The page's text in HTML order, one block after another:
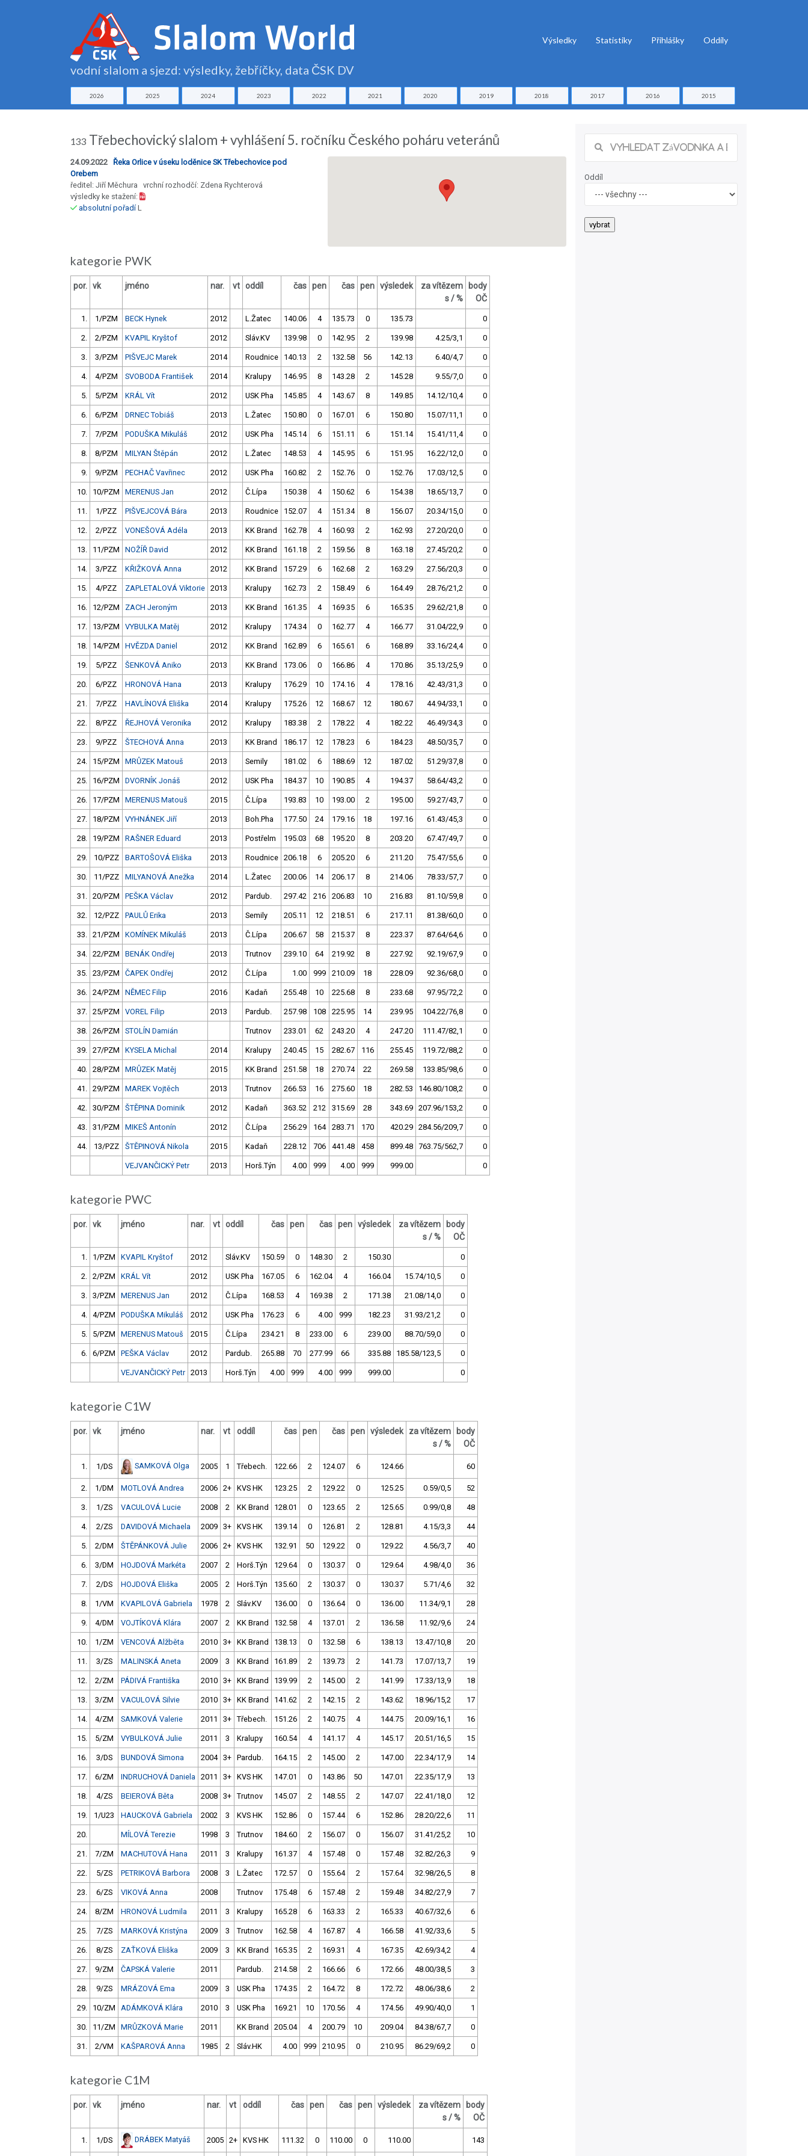
vodní slalom a sjezd: výsledky, žebříčky, data ČSK DV
Výsledky Statistiky Přihlášky Oddíly
2026 2025 2024 2023 2022 2021 2020 2019 2018 2017 2016 2015
133 Třebechovický slalom + vyhlášení 5. ročníku Českého poháru veteránů
24.09.2022 Řeka Orlice v úseku loděnice SK Třebechovice pod
Orebem
ředitel: Jiří Měchura vrchní rozhodčí: Zdena Rychterová
výsledky ke stažení:
absolutní pořadíL
kategorie PWK
por. vk jméno nar. vt oddíl čas pen čas pen výsledek
za vítězem
s / %
body
OČ
1. 1/PZM BECK Hynek 2012 L.Žatec 140.06 4 135.73 0 135.73 0
2. 2/PZM KVAPIL Kryštof 2012 Sláv.KV 139.98 0 142.95 2 139.98 4.25/3,1 0
3. 3/PZM PIŠVEJC Marek 2014 Roudnice 140.13 2 132.58 56 142.13 6.40/4,7 0
4. 4/PZM SVOBODA František 2014 Kralupy 146.95 8 143.28 2 145.28 9.55/7,0 0
5. 5/PZM KRÁL Vít 2012 USK Pha 145.85 4 143.67 8 149.85 14.12/10,4 0
6. 6/PZM DRNEC Tobiáš 2013 L.Žatec 150.80 0 167.01 6 150.80 15.07/11,1 0
7. 7/PZM PODUŠKA Mikuláš 2012 USK Pha 145.14 6 151.11 6 151.14 15.41/11,4 0
8. 8/PZM MILYAN Štěpán 2012 L.Žatec 148.53 4 145.95 6 151.95 16.22/12,0 0
9. 9/PZM PECHAČ Vavřinec 2012 USK Pha 160.82 2 152.76 0 152.76 17.03/12,5 0
10. 10/PZM MERENUS Jan 2012 Č.Lípa 150.38 4 150.62 6 154.38 18.65/13,7 0
11. 1/PZZ PIŠVEJCOVÁ Bára 2013 Roudnice 152.07 4 151.34 8 156.07 20.34/15,0 0
12. 2/PZZ VONEŠOVÁ Adéla 2013 KK Brand 162.78 4 160.93 2 162.93 27.20/20,0 0
13. 11/PZM NOŽÍŘ David 2012 KK Brand 161.18 2 159.56 8 163.18 27.45/20,2 0
14. 3/PZZ KŘIŽKOVÁ Anna 2012 KK Brand 157.29 6 162.68 2 163.29 27.56/20,3 0
15. 4/PZZ ZAPLETALOVÁ Viktorie 2013 Kralupy 162.73 2 158.49 6 164.49 28.76/21,2 0
16. 12/PZM ZACH Jeroným 2013 KK Brand 161.35 4 169.35 6 165.35 29.62/21,8 0
17. 13/PZM VYBULKA Matěj 2012 Kralupy 174.34 0 162.77 4 166.77 31.04/22,9 0
18. 14/PZM HVĚZDA Daniel 2012 KK Brand 162.89 6 165.61 6 168.89 33.16/24,4 0
19. 5/PZZ ŠENKOVÁ Aniko 2013 KK Brand 173.06 0 166.86 4 170.86 35.13/25,9 0
20. 6/PZZ HRONOVÁ Hana 2013 Kralupy 176.29 10 174.16 4 178.16 42.43/31,3 0
21. 7/PZZ HAVLÍNOVÁ Eliška 2014 Kralupy 175.26 12 168.67 12 180.67 44.94/33,1 0
22. 8/PZZ ŘEJHOVÁ Veronika 2012 Kralupy 183.38 2 178.22 4 182.22 46.49/34,3 0
23. 9/PZZ ŠTECHOVÁ Anna 2013 KK Brand 186.17 12 178.23 6 184.23 48.50/35,7 0
24. 15/PZM MRŮZEK Matouš 2013 Semily 181.02 6 188.69 12 187.02 51.29/37,8 0
25. 16/PZM DVORNÍK Jonáš 2012 USK Pha 184.37 10 190.85 4 194.37 58.64/43,2 0
26. 17/PZM MERENUS Matouš 2015 Č.Lípa 193.83 10 193.00 2 195.00 59.27/43,7 0
27. 18/PZM VYHNÁNEK Jiří 2013 Boh.Pha 177.50 24 179.16 18 197.16 61.43/45,3 0
28. 19/PZM RAŠNER Eduard 2013 Postřelm 195.03 68 195.20 8 203.20 67.47/49,7 0
29. 10/PZZ BARTOŠOVÁ Eliška 2013 Roudnice 206.18 6 205.20 6 211.20 75.47/55,6 0
30. 11/PZZ MILYANOVÁ Anežka 2014 L.Žatec 200.06 14 206.17 8 214.06 78.33/57,7 0
31. 20/PZM PEŠKA Václav 2012 Pardub. 297.42 216 206.83 10 216.83 81.10/59,8 0
32. 12/PZZ PAULŮ Erika 2013 Semily 205.11 12 218.51 6 217.11 81.38/60,0 0
33. 21/PZM KOMÍNEK Mikuláš 2013 Č.Lípa 206.67 58 215.37 8 223.37 87.64/64,6 0
34. 22/PZM BENÁK Ondřej 2013 Trutnov 239.10 64 219.92 8 227.92 92.19/67,9 0
35. 23/PZM ČAPEK Ondřej 2012 Č.Lípa 1.00 999 210.09 18 228.09 92.36/68,0 0
36. 24/PZM NĚMEC Filip 2016 Kadaň 255.48 10 225.68 8 233.68 97.95/72,2 0
37. 25/PZM VOREL Filip 2013 Pardub. 257.98 108 225.95 14 239.95 104.22/76,8 0
38. 26/PZM STOLÍN Damián Trutnov 233.01 62 243.20 4 247.20 111.47/82,1 0
39. 27/PZM KYSELA Michal 2014 Kralupy 240.45 15 282.67 116 255.45 119.72/88,2 0
40. 28/PZM MRŮZEK Matěj 2015 KK Brand 251.58 18 270.74 22 269.58 133.85/98,6 0
41. 29/PZM MAREK Vojtěch 2013 Trutnov 266.53 16 275.60 18 282.53 146.80/108,2 0
42. 30/PZM ŠTĚPINA Dominik 2012 Kadaň 363.52 212 315.69 28 343.69 207.96/153,2 0
43. 31/PZM MIKEŠ Antonín 2012 Č.Lípa 256.29 164 283.71 170 420.29 284.56/209,7 0
44. 13/PZZ ŠTĚPINOVÁ Nikola 2015 Kadaň 228.12 706 441.48 458 899.48 763.75/562,7 0
VEJVANČICKÝ Petr 2013 Horš.Týn 4.00 999 4.00 999 999.00 0
kategorie PWC
por. vk jméno nar. vt oddíl čas pen čas pen výsledek
za vítězem
s / %
body
OČ
1. 1/PZM KVAPIL Kryštof 2012 Sláv.KV 150.59 0 148.30 2 150.30 0
2. 2/PZM KRÁL Vít 2012 USK Pha 167.05 6 162.04 4 166.04 15.74/10,5 0
3. 3/PZM MERENUS Jan 2012 Č.Lípa 168.53 4 169.38 2 171.38 21.08/14,0 0
4. 4/PZM PODUŠKA Mikuláš 2012 USK Pha 176.23 6 4.00 999 182.23 31.93/21,2 0
5. 5/PZM MERENUS Matouš 2015 Č.Lípa 234.21 8 233.00 6 239.00 88.70/59,0 0
6. 6/PZM PEŠKA Václav 2012 Pardub. 265.88 70 277.99 66 335.88 185.58/123,5 0
VEJVANČICKÝ Petr 2013 Horš.Týn 4.00 999 4.00 999 999.00 0
kategorie C1W
por. vk jméno nar. vt oddíl čas pen čas pen výsledek
za vítězem
s / %
body
OČ
1. 1/DS SAMKOVÁ Olga 2005 1 Třebech. 122.66 2 124.07 6 124.66 60
2. 1/DM MOTLOVÁ Andrea 2006 2+ KVS HK 123.25 2 129.22 0 125.25 0.59/0,5 52
3. 1/ZS VACULOVÁ Lucie 2008 2 KK Brand 128.01 0 123.65 2 125.65 0.99/0,8 48
4. 2/ZS DAVIDOVÁ Michaela 2009 3+ KVS HK 139.14 0 126.81 2 128.81 4.15/3,3 44
5. 2/DM ŠTĚPÁNKOVÁ Julie 2006 2+ KVS HK 132.91 50 129.22 0 129.22 4.56/3,7 40
6. 3/DM HOJDOVÁ Markéta 2007 2 Horš.Týn 129.64 0 130.37 0 129.64 4.98/4,0 36
7. 2/DS HOJDOVÁ Eliška 2005 2 Horš.Týn 135.60 2 130.37 0 130.37 5.71/4,6 32
8. 1/VM KVAPILOVÁ Gabriela 1978 2 Sláv.KV 136.00 0 136.64 0 136.00 11.34/9,1 28
9. 4/DM VOJTÍKOVÁ Klára 2007 2 KK Brand 132.58 4 137.01 2 136.58 11.92/9,6 24
10. 1/ZM VENCOVÁ Alžběta 2010 3+ KK Brand 138.13 0 132.58 6 138.13 13.47/10,8 20
11. 3/ZS MALINSKÁ Aneta 2009 3 KK Brand 161.89 2 139.73 2 141.73 17.07/13,7 19
12. 2/ZM PÁDIVÁ Františka 2010 3+ KK Brand 139.99 2 145.00 2 141.99 17.33/13,9 18
13. 3/ZM VACULOVÁ Silvie 2010 3+ KK Brand 141.62 2 142.15 2 143.62 18.96/15,2 17
14. 4/ZM SAMKOVÁ Valerie 2011 3+ Třebech. 151.26 2 140.75 4 144.75 20.09/16,1 16
15. 5/ZM VYBULKOVÁ Julie 2011 3 Kralupy 160.54 4 141.17 4 145.17 20.51/16,5 15
16. 3/DS BUNDOVÁ Simona 2004 3+ Pardub. 164.15 2 145.00 2 147.00 22.34/17,9 14
17. 6/ZM INDRUCHOVÁ Daniela 2011 3+ KVS HK 147.01 0 143.86 50 147.01 22.35/17,9 13
18. 4/ZS BEIEROVÁ Běta 2008 3+ Trutnov 145.07 2 148.55 2 147.07 22.41/18,0 12
19. 1/U23 HAUCKOVÁ Gabriela 2002 3 KVS HK 152.86 0 157.44 6 152.86 28.20/22,6 11
20. MÍLOVÁ Terezie 1998 3 Trutnov 184.60 2 156.07 0 156.07 31.41/25,2 10
21. 7/ZM MACHUTOVÁ Hana 2011 3 Kralupy 161.37 4 157.48 0 157.48 32.82/26,3 9
22. 5/ZS PETRIKOVÁ Barbora 2008 3 L.Žatec 172.57 0 155.64 2 157.64 32.98/26,5 8
23. 6/ZS VIKOVÁ Anna 2008 Trutnov 175.48 6 157.48 2 159.48 34.82/27,9 7
24. 8/ZM HRONOVÁ Ludmila 2011 3 Kralupy 165.28 6 163.33 2 165.33 40.67/32,6 6
25. 7/ZS MARKOVÁ Kristýna 2009 3 Trutnov 162.58 4 167.87 4 166.58 41.92/33,6 5
26. 8/ZS ZAŤKOVÁ Eliška 2009 3 KK Brand 165.35 2 169.31 4 167.35 42.69/34,2 4
27. 9/ZM ČAPSKÁ Valerie 2011 Pardub. 214.58 2 166.66 6 172.66 48.00/38,5 3
28. 9/ZS MRÁZOVÁ Ema 2009 3 USK Pha 174.35 2 164.72 8 172.72 48.06/38,6 2
29. 10/ZM ADÁMKOVÁ Klára 2010 3 USK Pha 169.21 10 170.56 4 174.56 49.90/40,0 1
30. 11/ZM MRŮZKOVÁ Marie 2011 KK Brand 205.04 4 200.79 10 209.04 84.38/67,7 0
31. 2/VM KAŠPAROVÁ Anna 1985 2 Sláv.HK 4.00 999 210.95 0 210.95 86.29/69,2 0
kategorie C1M
por. vk jméno nar. vt oddíl čas pen čas pen výsledek
za vítězem
s / %
body
OČ
1. 1/DS DRÁBEK Matyáš 2005 2+ KVS HK 111.32 0 110.00 0 110.00 143
Oddíl